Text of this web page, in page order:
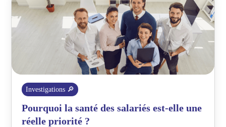
Investigations 🔎
Pourquoi la santé des salariés est-elle une
réelle priorité ?